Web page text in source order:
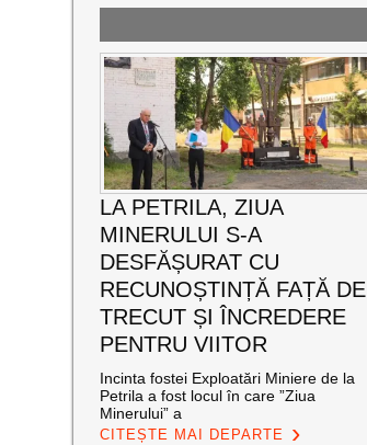
LA PETRILA, ZIUA
MINERULUI S-A
DESFĂȘURAT CU
RECUNOȘTINȚĂ FAȚĂ DE
TRECUT ȘI ÎNCREDERE
PENTRU VIITOR
Incinta fostei Exploatări Miniere de la
Petrila a fost locul în care ”Ziua
Minerului” a
CITEȘTE MAI DEPARTE